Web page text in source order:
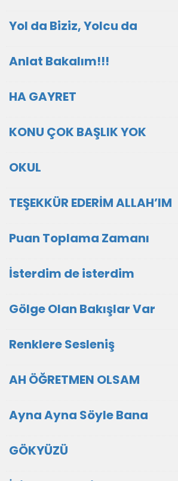
Yol da Biziz, Yolcu da
Anlat Bakalım!!!
HA GAYRET
KONU ÇOK BAŞLIK YOK
OKUL
TEŞEKKÜR EDERİM ALLAH’IM
Puan Toplama Zamanı
İsterdim de isterdim
Gölge Olan Bakışlar Var
Renklere Sesleniş
AH ÖĞRETMEN OLSAM
Ayna Ayna Söyle Bana
GÖKYÜZÜ